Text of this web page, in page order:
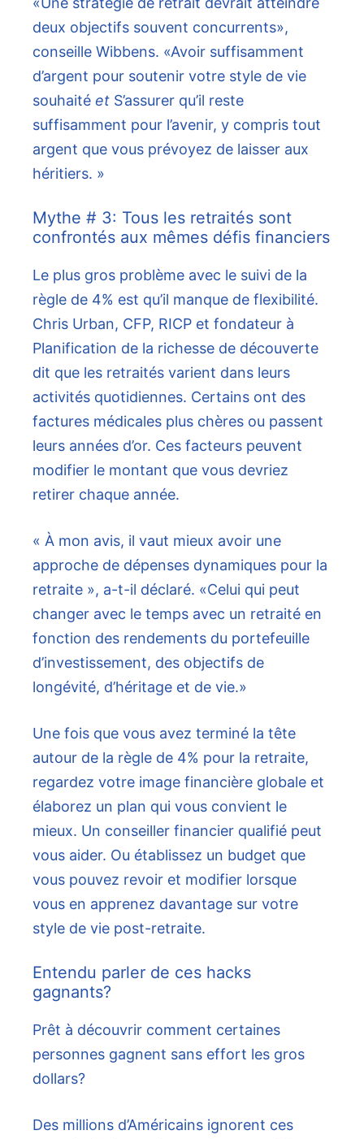
deux objectifs souvent concurrents»,
conseille Wibbens. «Avoir suffisamment
d’argent pour soutenir votre style de vie
souhaité et S’assurer qu’il reste
suffisamment pour l’avenir, y compris tout
argent que vous prévoyez de laisser aux
héritiers. »
Mythe # 3: Tous les retraités sont
confrontés aux mêmes défis financiers
Le plus gros problème avec le suivi de la
règle de 4% est qu’il manque de flexibilité.
Chris Urban, CFP, RICP et fondateur à
Planification de la richesse de découverte
dit que les retraités varient dans leurs
activités quotidiennes. Certains ont des
factures médicales plus chères ou passent
leurs années d’or. Ces facteurs peuvent
modifier le montant que vous devriez
retirer chaque année.
« À mon avis, il vaut mieux avoir une
approche de dépenses dynamiques pour la
retraite », a-t-il déclaré. «Celui qui peut
changer avec le temps avec un retraité en
fonction des rendements du portefeuille
d’investissement, des objectifs de
longévité, d’héritage et de vie.»
Une fois que vous avez terminé la tête
autour de la règle de 4% pour la retraite,
regardez votre image financière globale et
élaborez un plan qui vous convient le
mieux. Un conseiller financier qualifié peut
vous aider. Ou établissez un budget que
vous pouvez revoir et modifier lorsque
vous en apprenez davantage sur votre
style de vie post-retraite.
Entendu parler de ces hacks
gagnants?
Prêt à découvrir comment certaines
personnes gagnent sans effort les gros
dollars?
Des millions d’Américains ignorent ces